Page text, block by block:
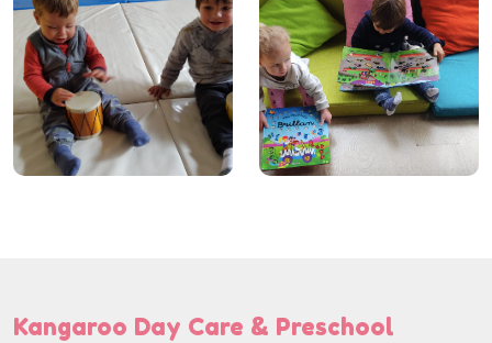
Kangaroo Day Care & Preschool